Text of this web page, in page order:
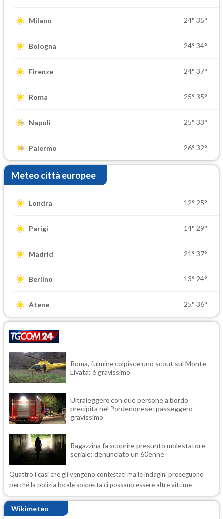
Milano 24° 35°
Bologna 24° 34°
Firenze 24° 37°
Roma 25° 35°
Napoli 25° 33°
Palermo 26° 32°
Meteo città europee
Londra 12° 25°
Parigi 14° 29°
Madrid 21° 37°
Berlino 13° 24°
Atene 25° 36°
Roma, fulmine colpisce uno scout sul Monte
Livata: è gravissimo
Ultraleggero con due persone a bordo
precipita nel Pordenonese: passeggero
gravissimo
Ragazzina fa scoprire presunto molestatore
seriale: denunciato un 60enne
Quattro i casi che gli vengono contestati ma le indagini proseguono
perché la polizia locale sospetta ci possano essere altre vittime
Wikimeteo